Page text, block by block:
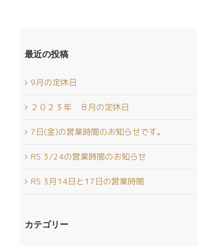
最近の投稿
9月の定休日
２０２３年 ８月の定休日
7日(金)の営業時間のお知らせです。
R5 3/24の営業時間のお知らせ
R5 3月14日と17日の営業時間
カテゴリー